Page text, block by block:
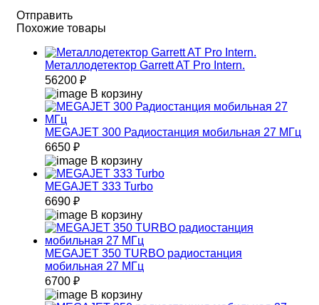
Отправить
Похожие товары
Металлодетектор Garrett AT Pro Intern.
56200 ₽
В корзину
MEGAJET 300 Радиостанция мобильная 27 МГц
6650 ₽
В корзину
MEGAJET 333 Turbo
6690 ₽
В корзину
MEGAJET 350 TURBO радиостанция
мобильная 27 МГц
6700 ₽
В корзину